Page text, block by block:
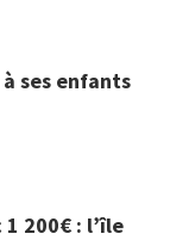
ses enfants
200€ : l’île